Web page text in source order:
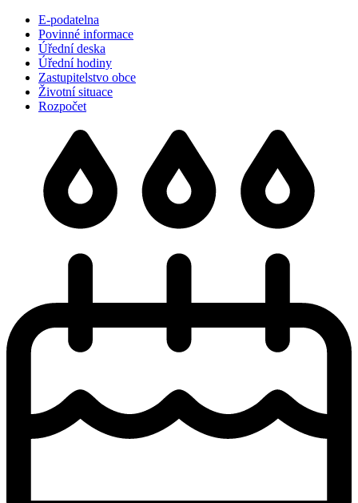
E-podatelna
Povinné informace
Úřední deska
Úřední hodiny
Zastupitelstvo obce
Životní situace
Rozpočet